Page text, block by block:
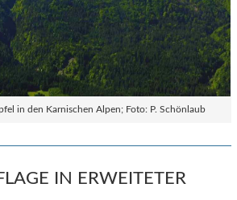
in den Karnischen Alpen; Foto: P. Schönlaub
IN ERWEITETER